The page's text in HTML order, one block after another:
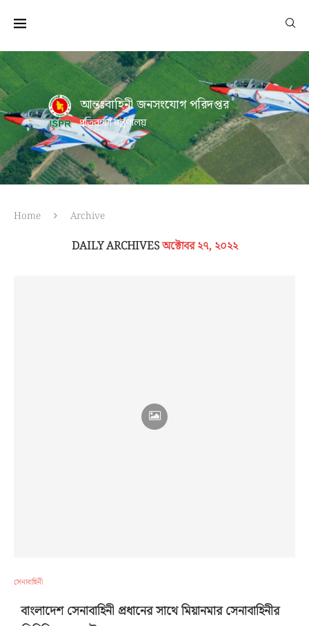
আন্তঃবাহিনী জনসংযোগ পরিদপ্তর
প্রতিরক্ষা মন্ত্রণালয়
Home Archive
DAILY ARCHIVESঅক্টোবর ২৭, ২০২২
সেনাবাহিনী
বাংলাদেশ সেনাবাহিনী প্রধানের সাথে মিয়ানমার সেনাবাহিনীর